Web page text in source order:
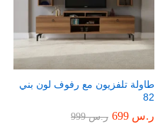
طاولة تلفزيون مع رفوف لون بني
82
ر.س ر.س999